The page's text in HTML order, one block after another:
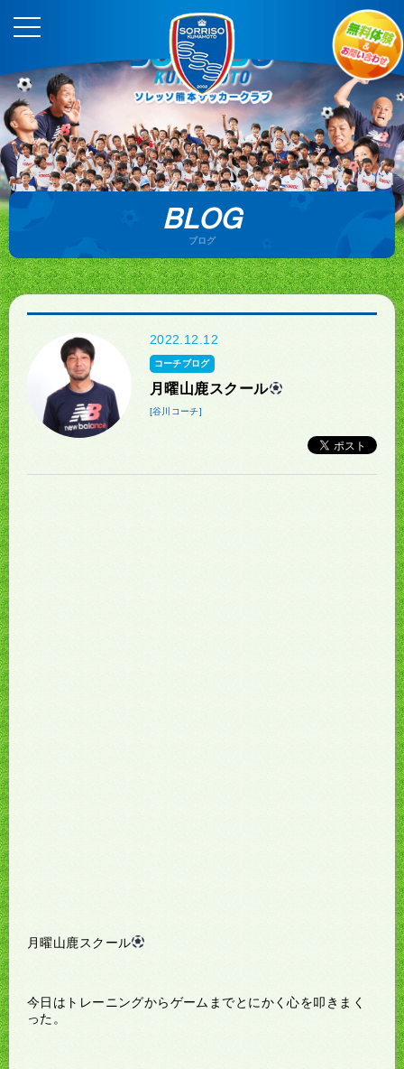
BLOG
ブログ
2022.12.12
コーチブログ
月曜山鹿スクール
[谷川コーチ]
月曜山鹿スクール
今日はトレーニングからゲームまでとにかく心を叩きまく
った。